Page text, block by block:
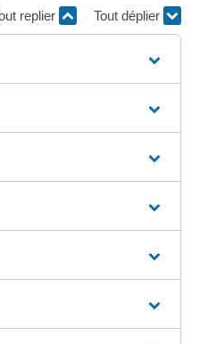
replier Tout déplier